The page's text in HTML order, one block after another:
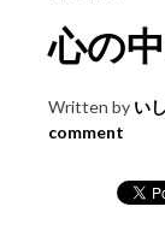
心の
Written by い
comment